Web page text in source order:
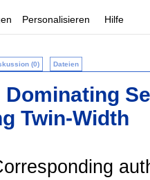
Personalisieren Hilfe
(0) Dateien
Twin-Width